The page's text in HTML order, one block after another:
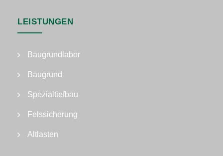
LEISTUNGEN
Baugrundlabor
Baugrund
Spezialtiefbau
Felssicherung
Altlasten